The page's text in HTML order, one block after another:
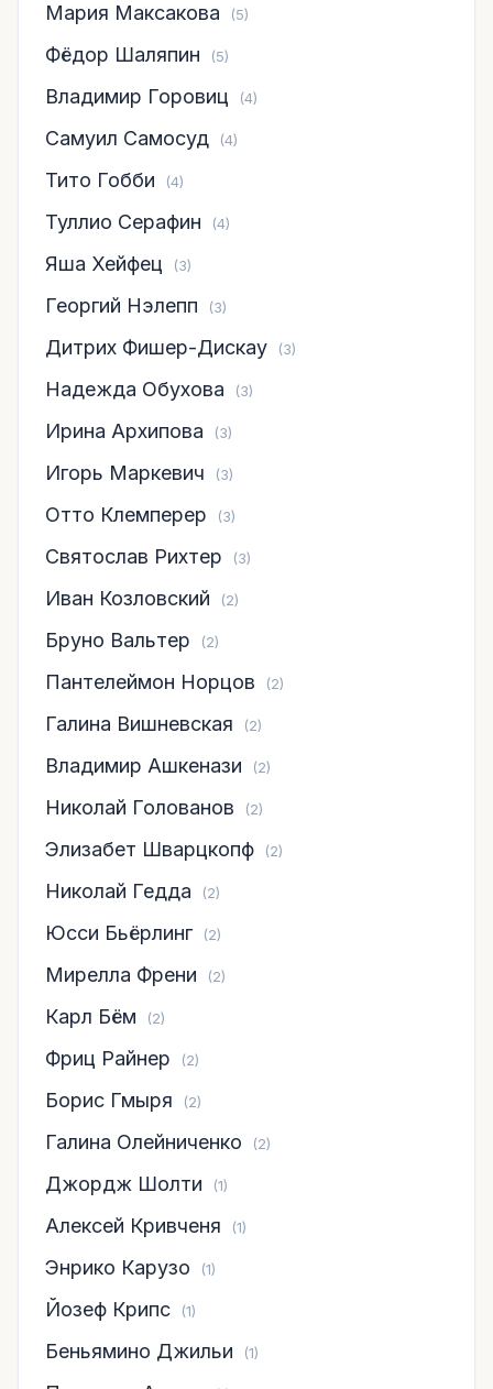
Мария Максакова (5)
Фёдор Шаляпин (5)
Владимир Горовиц (4)
Самуил Самосуд (4)
Тито Гобби (4)
Туллио Серафин (4)
Яша Хейфец (3)
Георгий Нэлепп (3)
Дитрих Фишер-Дискау (3)
Надежда Обухова (3)
Ирина Архипова (3)
Игорь Маркевич (3)
Отто Клемперер (3)
Святослав Рихтер (3)
Иван Козловский (2)
Бруно Вальтер (2)
Пантелеймон Норцов (2)
Галина Вишневская (2)
Владимир Ашкенази (2)
Николай Голованов (2)
Элизабет Шварцкопф (2)
Николай Гедда (2)
Юсси Бьёрлинг (2)
Мирелла Френи (2)
Карл Бём (2)
Фриц Райнер (2)
Борис Гмыря (2)
Галина Олейниченко (2)
Джордж Шолти (1)
Алексей Кривченя (1)
Энрико Карузо (1)
Йозеф Крипс (1)
Беньямино Джильи (1)